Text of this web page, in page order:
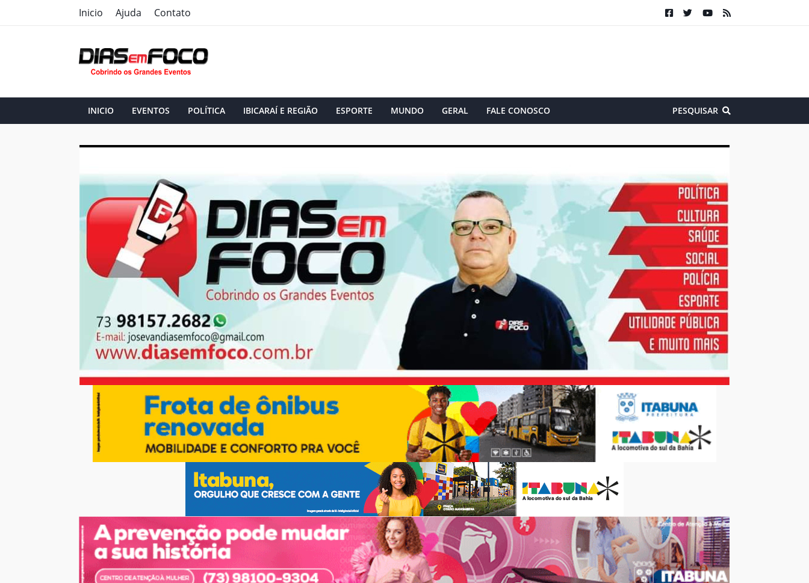
Inicio Ajuda Contato
INICIO EVENTOS POLÍTICA IBICARAÍ E REGIÃO ESPORTE MUNDO GERAL FALE CONOSCO PESQUISAR